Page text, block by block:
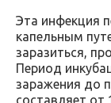
Эта инфекция
капельным
заразиться,
Период
заражения до
составляет от